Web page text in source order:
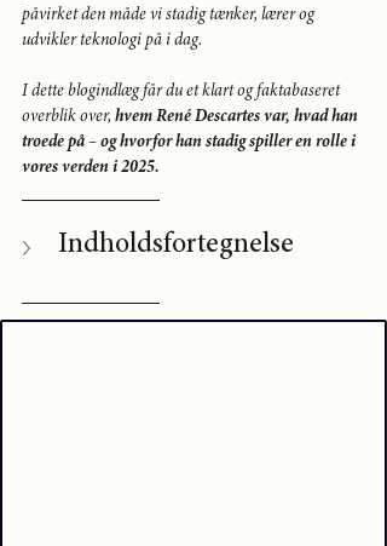
påvirket den måde vi stadig tænker, lærer og
udvikler teknologi på i dag.
I dette blogindlæg får du et klart og faktabaseret
overblik over, hvem René Descartes var, hvad han
troede på – og hvorfor han stadig spiller en rolle i
vores verden i 2025.
Indholdsfortegnelse